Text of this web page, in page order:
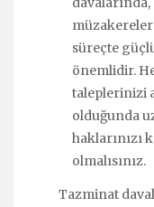
süreçte
önemlidir.
taleplerinizi
olduğunda
haklarınızı
olmalısınız.
Tazminat